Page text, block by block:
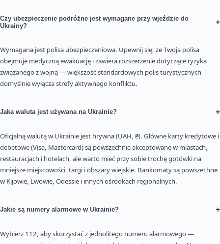
Czy ubezpieczenie podróżne jest wymagane przy wjeździe do
Ukrainy?
+
Wymagana jest polisa ubezpieczeniowa. Upewnij się, że Twoja polisa
obejmuje medyczną ewakuację i zawiera rozszerzenie dotyczące ryzyka
związanego z wojną — większość standardowych polis turystycznych
domyślnie wyłącza strefy aktywnego konfliktu.
Jaka waluta jest używana na Ukrainie? +
Oficjalną walutą w Ukrainie jest hrywna (UAH, ₴). Główne karty kredytowe i
debetowe (Visa, Mastercard) są powszechnie akceptowane w miastach,
restauracjach i hotelach, ale warto mieć przy sobie trochę gotówki na
mniejsze miejscowości, targi i obszary wiejskie. Bankomaty są powszechne
w Kijowie, Lwowie, Odessie i innych ośrodkach regionalnych.
Jakie są numery alarmowe w Ukrainie? +
Wybierz 112, aby skorzystać z jednolitego numeru alarmowego —